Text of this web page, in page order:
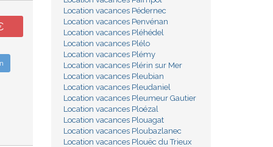
Location vacances Pédernec
Location vacances Penvénan
Location vacances Pléhédel
Location vacances Plélo
Location vacances Plémy
Location vacances Plérin sur Mer
Location vacances Pleubian
Location vacances Pleudaniel
Location vacances Pleumeur Gautier
Location vacances Ploézal
Location vacances Plouagat
Location vacances Ploubazlanec
Location vacances Plouëc du Trieux